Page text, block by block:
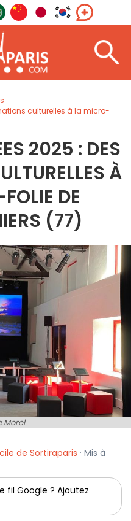
culturelles à la micro-
2025 : DES
À
DE
(77)
Morel
de Sortiraparis · Mis à
fil Google ? Ajoutez